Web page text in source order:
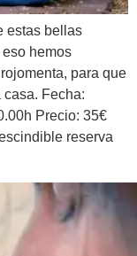
estas bellas
hemos
para que
Fecha:
Precio: 35€
reserva